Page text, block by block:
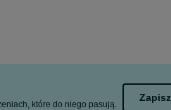
które do niego pasują.
Zapisz